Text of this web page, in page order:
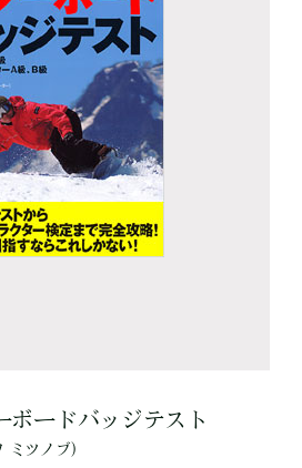
ードバッジテスト
ミツノブ）